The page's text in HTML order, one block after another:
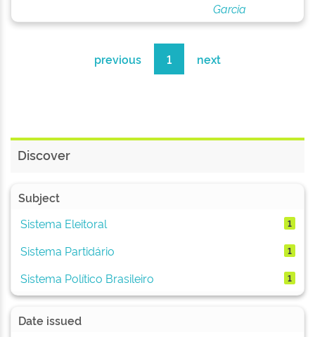
Garcia
previous 1 next
Discover
Subject
Sistema Eleitoral
1
Sistema Partidário 1
Sistema Político Brasileiro 1
Date issued